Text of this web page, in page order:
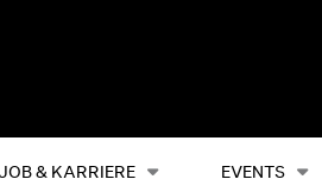
& KARRIERE EVENTS
Alles Events